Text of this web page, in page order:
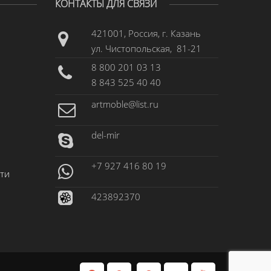
КОНТАКТЫ ДЛЯ СВЯЗИ
421001, Россия, г. Казань
ул. Чистопольская, 81-21
8 800 201 03 13
8 843 525 40 40
artmoble@list.ru
del-mir
+7 927 416 80 19
423892370